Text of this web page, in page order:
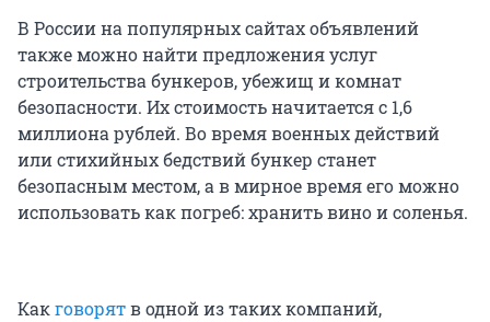
В России на популярных сайтах объявлений
также можно найти предложения услуг
строительства бункеров, убежищ и комнат
безопасности. Их стоимость начитается с 1,6
миллиона рублей. Во время военных действий
или стихийных бедствий бункер станет
безопасным местом, а в мирное время его можно
использовать как погреб: хранить вино и соленья.
Какговорятв одной из таких компаний,